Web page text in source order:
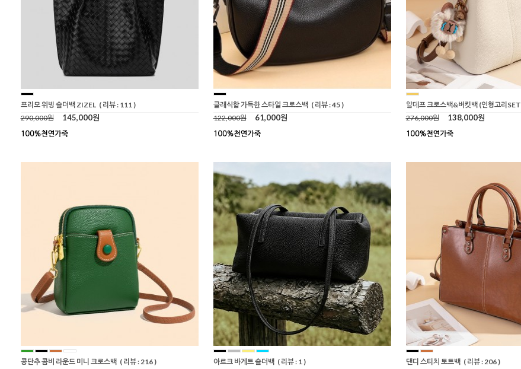
프리모 위빙 숄더백 ZIZEL ( 리뷰 : 111 )
290,000원
145,000원
클래식함 가득한 스타일 크로스백 ( 리뷰 : 45 )
122,000원
61,000원
알데프 크로스백&버킷백 (인형고리
276,000원
138,000원
콩단추 콤비 라운드 미니 크로스백 ( 리뷰 : 216 )
아르크 바게트 숄더백 ( 리뷰 : 1 )
댄디 스티치 토트백 ( 리뷰 : 206 )